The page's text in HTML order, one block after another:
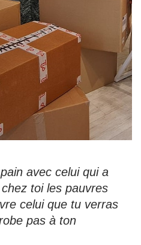
avec celui qui a
toi les pauvres
celui que tu verras
pas à ton